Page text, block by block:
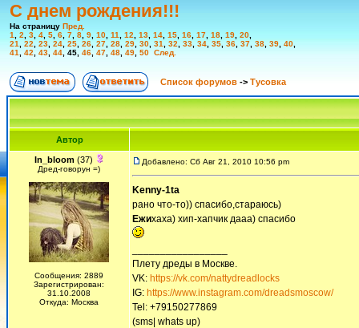
С днем рождения!!!
На страницу Пред.
1
2 3 4 5 6 7 8 9 10 11 12 13 14 15 16 17 18 19 20
21
22 23 24 25 26 27 28 29 30 31 32 33 34 35 36 37 38 39 40
41
42 43 44 45 46 47 48 49 50 След.
Список форумов -> Тусовка
Автор
In_bloom(37)
Дред-говорун =)
Сообщения: 2889
Зарегистрирован:
31.10.2008
Откуда: Москва
Добавлено: Сб Авг 21, 2010 10:56 pm
Kenny-1ta
рано что-то)) спасибо,стараюсь)
Ежихаха) хип-хапчик дааа) спасибо
Плету дреды в Москве.
VK: https://vk.com/nattydreadlocks
IG: https://www.instagram.com/dreadsmoscow/
Tel: +79150277869
(sms| whats up)